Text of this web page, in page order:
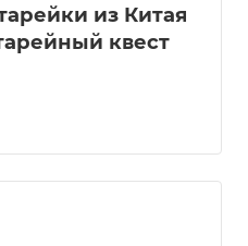
из Китая
квест